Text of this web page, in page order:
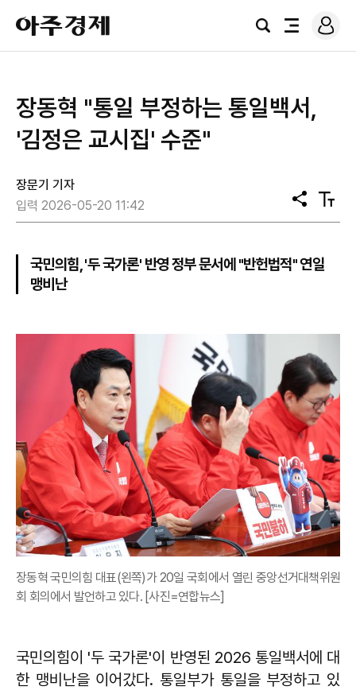
아
주
경
검
전
로
그
장동혁 "통일 부정하는 통일백서,
'김정은 교시집' 수준"
장문기 기자
입력 2026-05-20 11:42
공
유
텍
스
국민의힘, '두 국가론' 반영 정부 문서에 "반헌법적" 연일
맹비난
장동혁 국민의힘 대표(왼쪽)가 20일 국회에서 열린 중앙선거대책위원
회 회의에서 발언하고 있다. [사진=연합뉴스]
국민의힘이 '두 국가론'이 반영된 2026 통일백서에 대
한 맹비난을 이어갔다. 통일부가 통일을 부정하고 있